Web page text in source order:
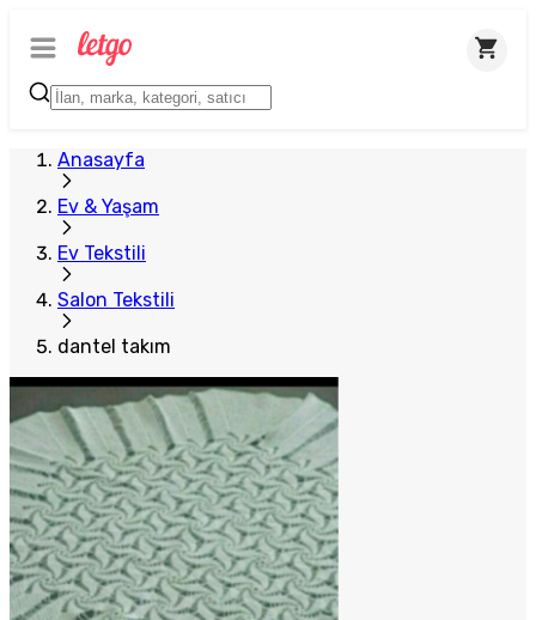
Anasayfa
Ev & Yaşam
Ev Tekstili
Salon Tekstili
dantel takım